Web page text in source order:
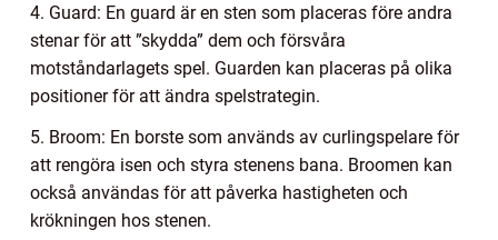
4. Guard: En guard är en sten som placeras före andra
stenar för att ”skydda” dem och försvåra
motståndarlagets spel. Guarden kan placeras på olika
positioner för att ändra spelstrategin.
5. Broom: En borste som används av curlingspelare för
att rengöra isen och styra stenens bana. Broomen kan
också användas för att påverka hastigheten och
krökningen hos stenen.